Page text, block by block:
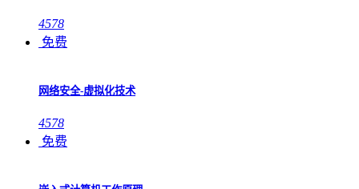
4578
免费
网络安全-虚拟化技术
4578
免费